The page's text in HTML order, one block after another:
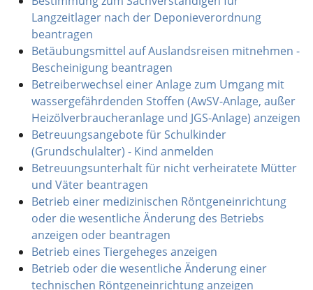
Langzeitlager nach der Deponieverordnung
beantragen
Betäubungsmittel auf Auslandsreisen mitnehmen -
Bescheinigung beantragen
Betreiberwechsel einer Anlage zum Umgang mit
wassergefährdenden Stoffen (AwSV-Anlage, außer
Heizölverbraucheranlage und JGS-Anlage) anzeigen
Betreuungsangebote für Schulkinder
(Grundschulalter) - Kind anmelden
Betreuungsunterhalt für nicht verheiratete Mütter
und Väter beantragen
Betrieb einer medizinischen Röntgeneinrichtung
oder die wesentliche Änderung des Betriebs
anzeigen oder beantragen
Betrieb eines Tiergeheges anzeigen
Betrieb oder die wesentliche Änderung einer
technischen Röntgeneinrichtung anzeigen